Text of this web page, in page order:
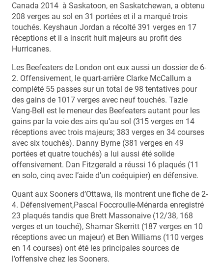
Canada 2014 à Saskatoon, en Saskatchewan, a obtenu
208 verges au sol en 31 portées et il a marqué trois
touchés. Keyshaun Jordan a récolté 391 verges en 17
réceptions et il a inscrit huit majeurs au profit des
Hurricanes.
Les Beefeaters de London ont eux aussi un dossier de 6-
2. Offensivement, le quart-arrière Clarke McCallum a
complété 55 passes sur un total de 98 tentatives pour
des gains de 1017 verges avec neuf touchés. Tazie
Vang-Bell est le meneur des Beefeaters autant pour les
gains par la voie des airs qu’au sol (315 verges en 14
réceptions avec trois majeurs; 383 verges en 34 courses
avec six touchés). Danny Byrne (381 verges en 49
portées et quatre touchés) a lui aussi été solide
offensivement. Dan Fitzgerald a réussi 16 plaqués (11
en solo, cinq avec l’aide d’un coéquipier) en défensive.
Quant aux Sooners d’Ottawa, ils montrent une fiche de 2-
4. Défensivement,Pascal Foccroulle-Ménarda enregistré
23 plaqués tandis que Brett Massonaive (12/38, 168
verges et un touché), Shamar Skerritt (187 verges en 10
réceptions avec un majeur) et Ben Williams (110 verges
en 14 courses) ont été les principales sources de
l’offensive chez les Sooners.